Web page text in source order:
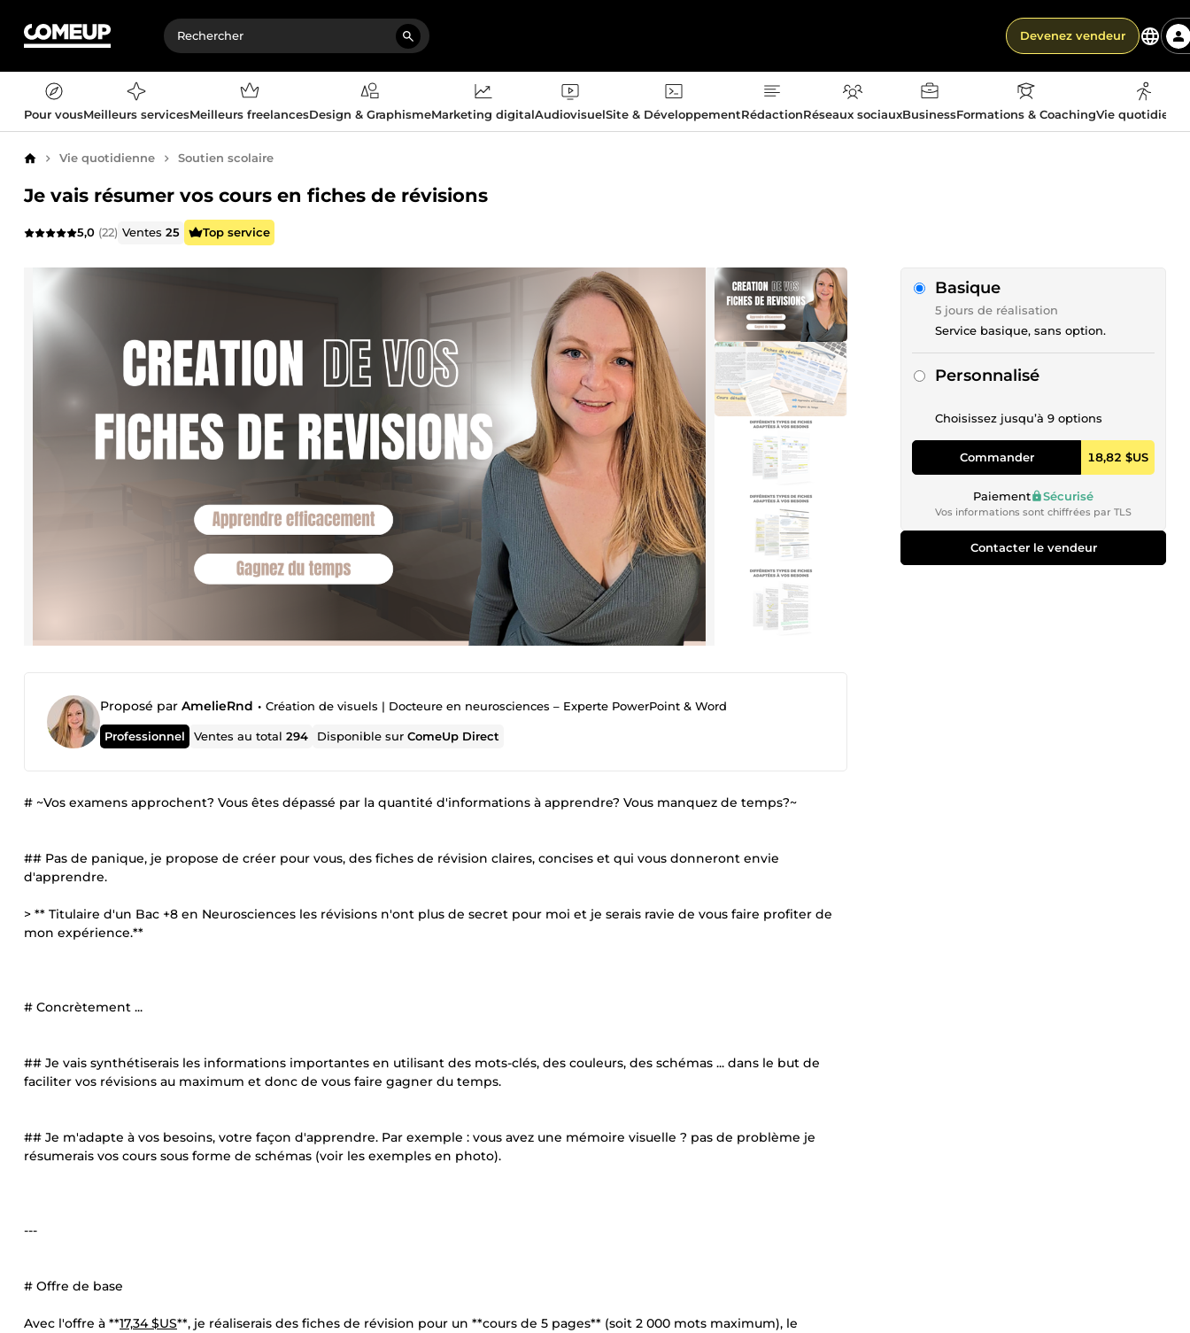
Devenez vendeur
Pour vousMeilleurs servicesMeilleurs freelancesDesign & GraphismeMarketing digitalAudiovisuelSite & DéveloppementRédactionRéseaux sociauxBusinessFormations & CoachingVie
AccueilVie quotidienne Soutien scolaire
Je vais résumer vos cours en fiches de révisions
5,0 (22) Ventes25 Top service
Proposé par AmelieRnd • Création de visuels | Docteure en neurosciences – Experte PowerPoint & Word
Professionnel Ventes au total294 Disponible surComeUp Direct
# ~Vos examens approchent? Vous êtes dépassé par la quantité d'informations à apprendre? Vous manquez de temps?~
## Pas de panique, je propose de créer pour vous, des fiches de révision claires, concises et qui vous donneront envie
d'apprendre.
> ** Titulaire d'un Bac +8 en Neurosciences les révisions n'ont plus de secret pour moi et je serais ravie de vous faire profiter de
mon expérience.**
# Concrètement ...
## Je vais synthétiserais les informations importantes en utilisant des mots-clés, des couleurs, des schémas ... dans le but de
faciliter vos révisions au maximum et donc de vous faire gagner du temps.
## Je m'adapte à vos besoins, votre façon d'apprendre. Par exemple : vous avez une mémoire visuelle ? pas de problème je
résumerais vos cours sous forme de schémas (voir les exemples en photo).
---
# Offre de base
Avec l'offre à **17,34 $US**, je réaliserais des fiches de révision pour un **cours de 5 pages** (soit 2 000 mots maximum), le
Basique
5 jours de réalisation
Service basique, sans option.
Personnalisé
Choisissez jusqu’à 9 options
Commander 18,82 $US
Paiement Sécurisé
Vos informations sont chiffrées par TLS
Contacter le vendeur